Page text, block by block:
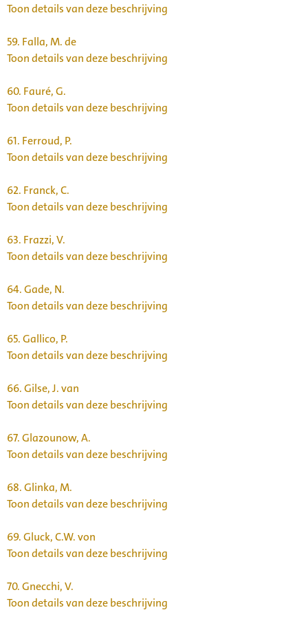
Toon details van deze beschrijving
59. Falla, M. de
Toon details van deze beschrijving
60. Fauré, G.
Toon details van deze beschrijving
61. Ferroud, P.
Toon details van deze beschrijving
62. Franck, C.
Toon details van deze beschrijving
63. Frazzi, V.
Toon details van deze beschrijving
64.Gade, N.
Toon details van deze beschrijving
65.Gallico, P.
Toon details van deze beschrijving
66.Gilse, J. van
Toon details van deze beschrijving
67.Glazounow, A.
Toon details van deze beschrijving
68.Glinka, M.
Toon details van deze beschrijving
69.Gluck, C.W. von
Toon details van deze beschrijving
70.Gnecchi, V.
Toon details van deze beschrijving